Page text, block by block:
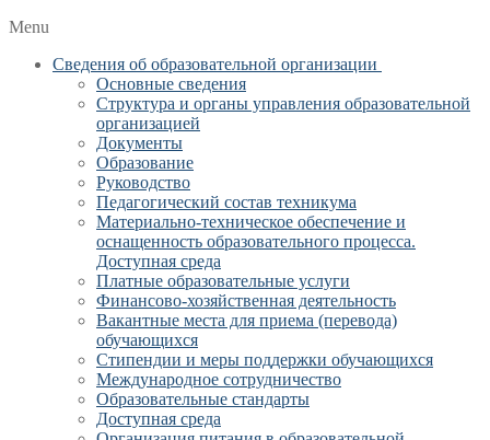
Menu
Сведения об образовательной организации
Основные сведения
Структура и органы управления образовательной
организацией
Документы
Образование
Руководство
Педагогический состав техникума
Материально-техническое обеспечение и
оснащенность образовательного процесса.
Доступная среда
Платные образовательные услуги
Финансово-хозяйственная деятельность
Вакантные места для приема (перевода)
обучающихся
Стипендии и меры поддержки обучающихся
Международное сотрудничество
Образовательные стандарты
Доступная среда